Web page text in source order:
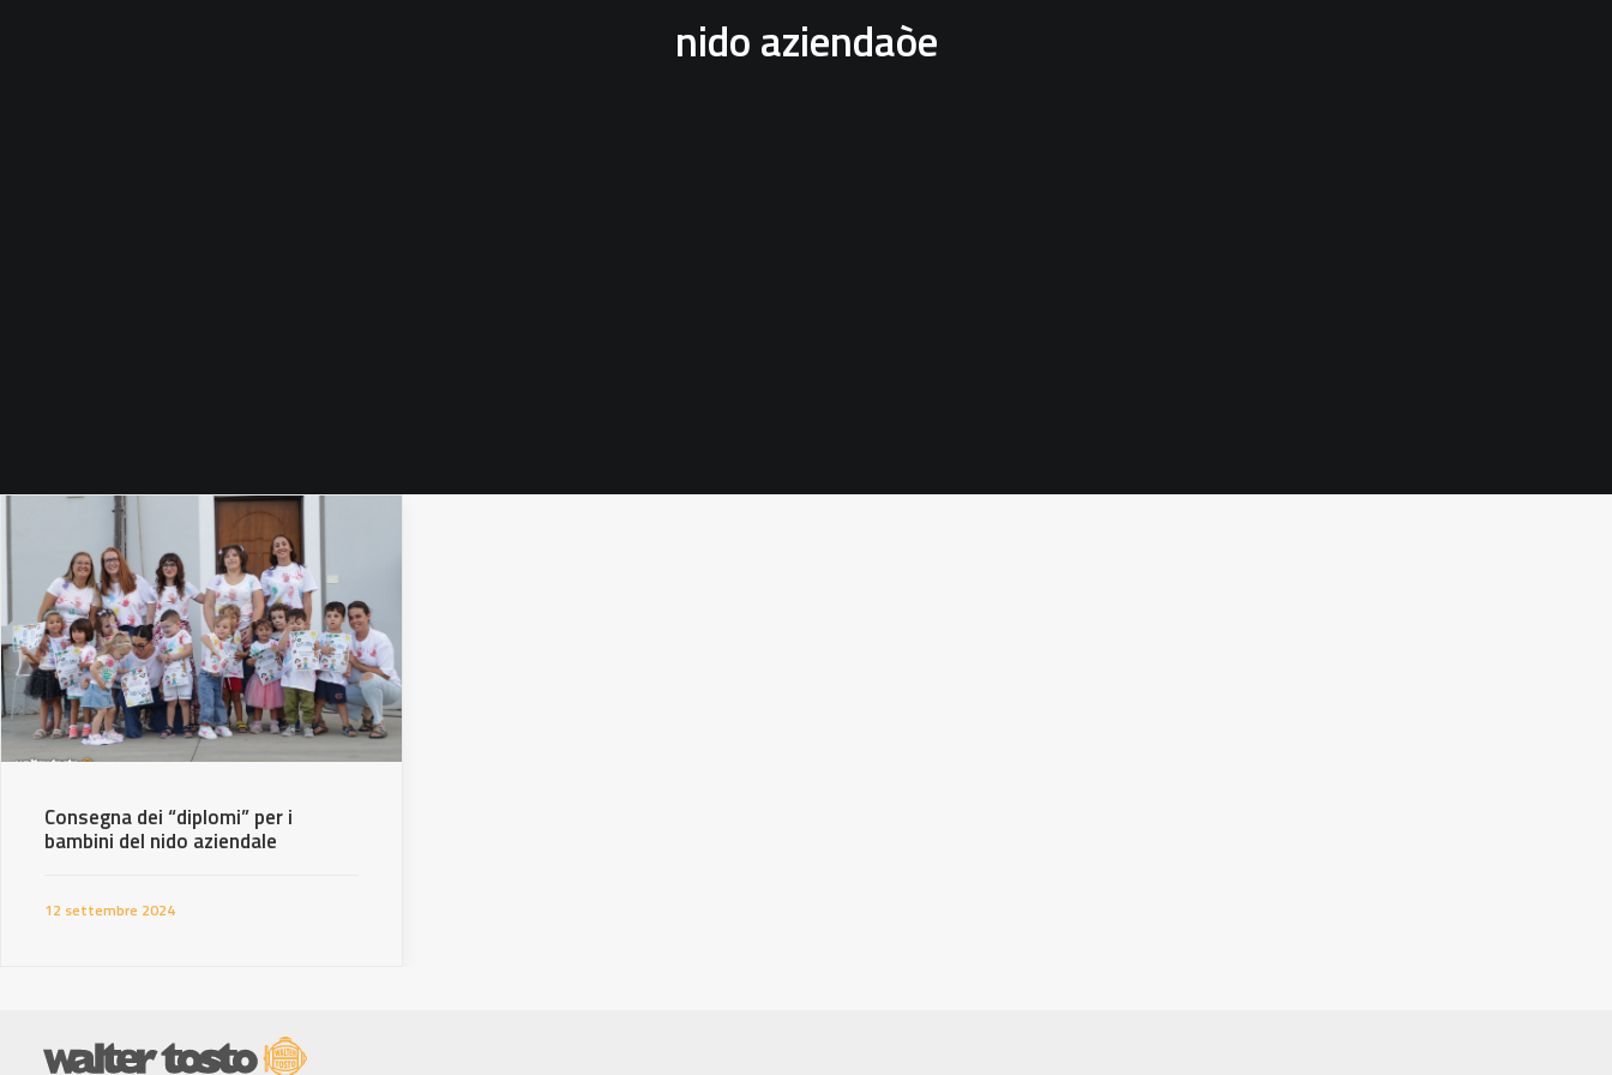
nido aziendaòe
Consegna dei “diplomi” per i
bambini del nido aziendale
12 settembre 2024